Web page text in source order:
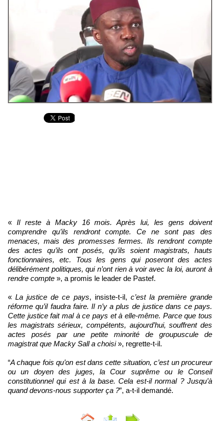
« Il reste à Macky 16 mois. Après lui, les gens doivent
comprendre qu’ils rendront compte. Ce ne sont pas des
menaces, mais des promesses fermes. Ils rendront compte
des actes qu’ils ont posés, qu’ils soient magistrats, hauts
fonctionnaires, etc. Tous les gens qui poseront des actes
délibérément politiques, qui n’ont rien à voir avec la loi, auront à
rendre compte », a promis le leader de Pastef.
« La justice de ce pays, insiste-t-il, c’est la première grande
réforme qu’il faudra faire. Il n’y a plus de justice dans ce pays.
Cette justice fait mal à ce pays et à elle-même. Parce que tous
les magistrats sérieux, compétents, aujourd’hui, souffrent des
actes posés par une petite minorité de groupuscule de
magistrat que Macky Sall a choisi», regrette-t-il.
“A chaque fois qu’on est dans cette situation, c’est un procureur
ou un doyen des juges, la Cour suprême ou le Conseil
constitutionnel qui est à la base. Cela est-il normal ? Jusqu’à
quand devons-nous supporter ça ?”, a-t-il demandé.